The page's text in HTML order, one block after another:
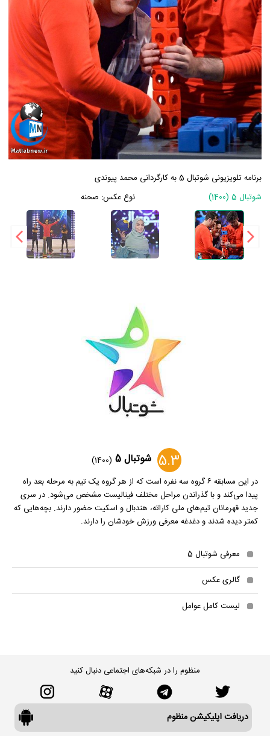
برنامه تلویزیونی شوتبال 5 به کارگردانی محمد پیوندی
شوتبال 5 (1400)
نوع عکس: صحنه
5.3 شوتبال 5
(1400)
در این مسابقه ۶ گروه سه نفره است که از هر گروه یک تیم به مرحله بعد راه
پیدا می‌کند و با گذراندن مراحل مختلف فینالیست مشخص می‌شود. در سری
جدید قهرمانان تیم‌های ملی کاراته، هندبال و اسکیت حضور دارند. بچه‌هایی که
کمتر دیده شدند و دغدغه معرفی ورزش خودشان را دارند.
معرفی شوتبال 5
گالری عکس
لیست کامل عوامل
منظوم را در شبکه‌های اجتماعی دنبال کنید
دریافت اپلیکیشن منظوم